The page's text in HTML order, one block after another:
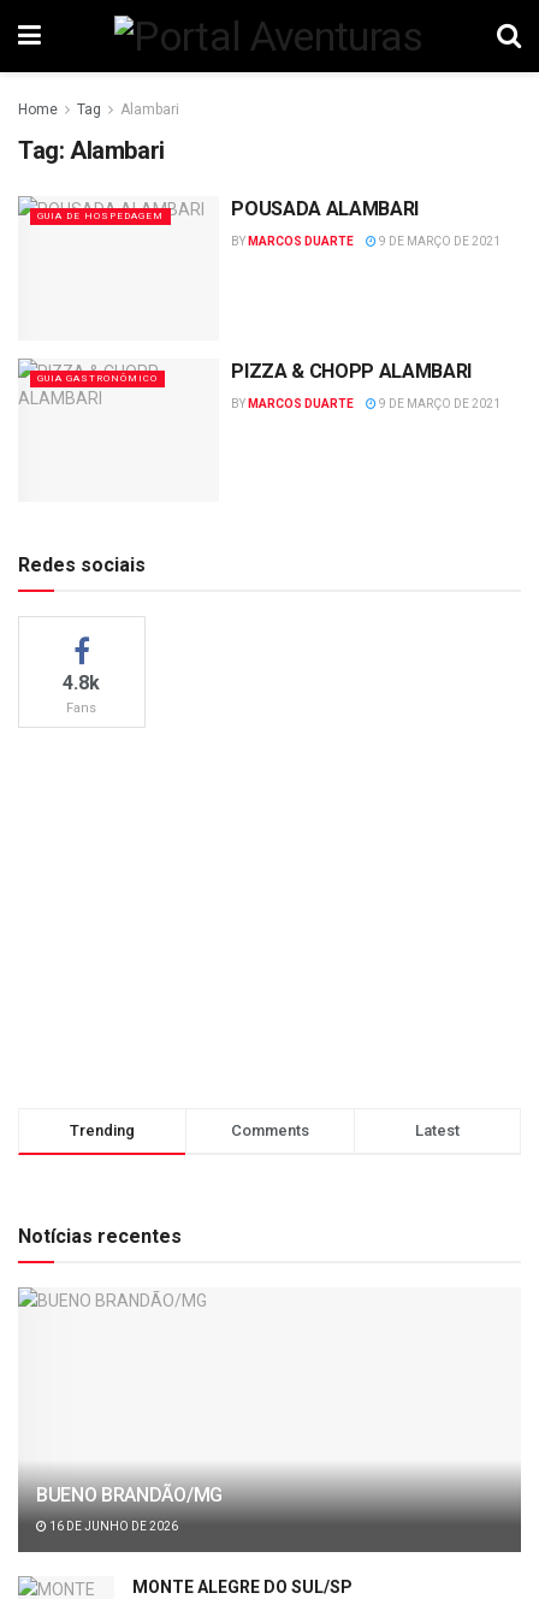
Home Tag Alambari
Tag: Alambari
GUIA DE HOSPEDAGEM POUSADA ALAMBARI
BY MARCOS DUARTE 9 DE MARÇO DE 2021
GUIA GASTRONÔMICO PIZZA & CHOPP ALAMBARI
BY MARCOS DUARTE 9 DE MARÇO DE 2021
Redes sociais
4.8k
Fans
Trending Comments Latest
Notícias recentes
BUENO BRANDÃO/MG
16 DE JUNHO DE 2026
MONTE ALEGRE DO SUL/SP